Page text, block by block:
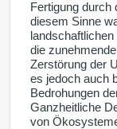
Fertigung durch
diesem Sinne
die
Zerstörung der
es jedoch auch
Bedrohungen
Ganzheitliche
von